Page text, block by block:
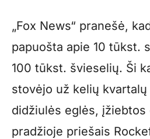
„Fox News“ pranešė,
papuošta apie 10 tūkst.
100 tūkst. švieselių. Ši
stovėjo už kelių
didžiulės eglės, įžiebtos
pradžioje priešais